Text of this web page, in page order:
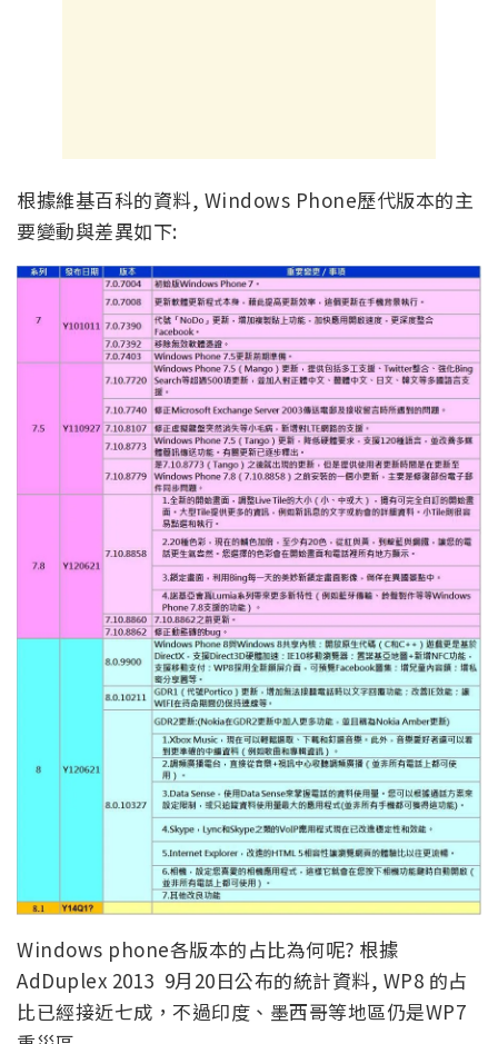
根據維基百科的資料, Windows Phone歷代版本的主
要變動與差異如下:
Windows phone各版本的占比為何呢? 根據
AdDuplex 2013 9月20日公布的統計資料, WP8 的占
比已經接近七成，不過印度、墨西哥等地區仍是WP7